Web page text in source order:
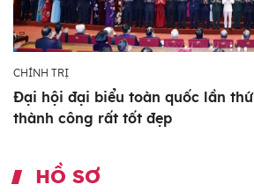
CHÍNH TRỊ
Đại hội đại biểu toàn quốc lần
thành công rất tốt đẹp
HỒ SƠ